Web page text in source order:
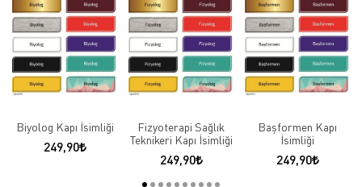
Biyolog Kapı İsimliği
249,90
Fizyoterapi Sağlık
Teknikeri Kapı İsimliği
249,90
Başformen Kapı
İsimliği
249,90